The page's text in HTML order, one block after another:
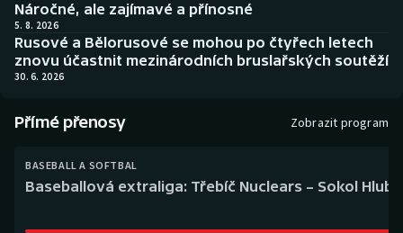
Boby a skeleton
Box
Curling
AZ kvíz
Náročné, ale zajímavé a přínosné
5. 8. 2026
Rusové a Bělorusové se mohou po čtyřech letech
znovu účastnit mezinárodních bruslařských soutěží
30. 6. 2026
Přímé přenosy Zobrazit program
BASEBALL A SOFTBAL
Baseballová extraliga: Třebíč Nuclears – Sokol